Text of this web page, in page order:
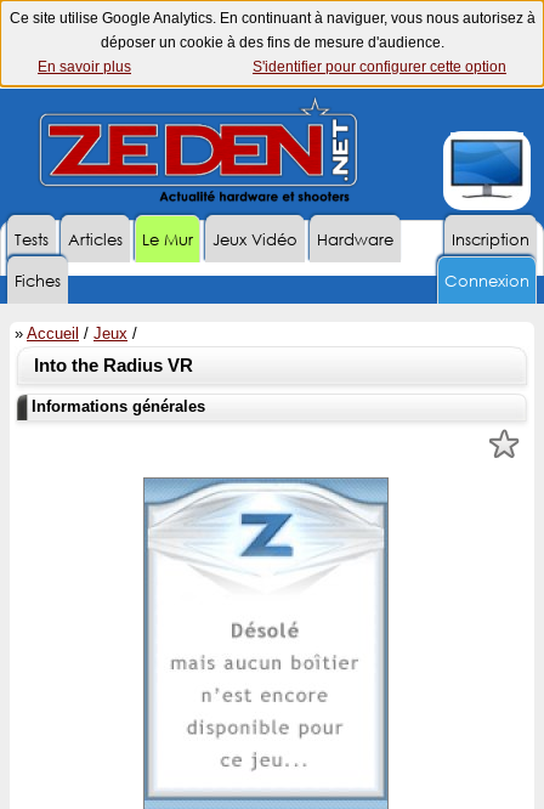
Ce site utilise Google Analytics. En continuant à naviguer, vous nous autorisez à
déposer un cookie à des fins de mesure d'audience.
En savoir plus
S'identifier pour configurer cette option
Inscription
Tests Articles Le Mur Jeux Vidéo
Hardware
Fiches
Connexion
» Accueil / Jeux /
Into the Radius VR
Informations générales